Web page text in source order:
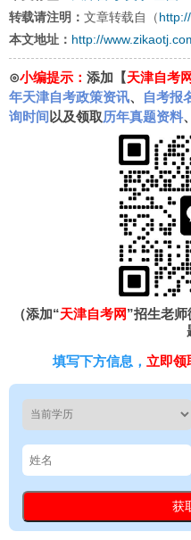
转载请注明： 文章转载自（
本文地址： http://
⊙小编提示： 添加【天津自考网
年天津自考政策资讯、 自考报
询时间 以及领取历年真题资料、
（添加“天津自考网”招生老
填写下方信息， 立即领